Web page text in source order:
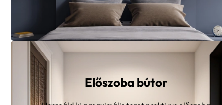
Előszoba bútor